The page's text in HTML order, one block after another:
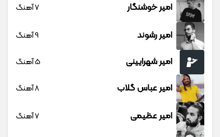
امیر خوشنگار 7 آهنگ
امیر رشوند 9 آهنگ
امیر شهرایینی 5 آهنگ
امیر عباس گلاب 8 آهنگ
امیر عظیمی 7 آهنگ